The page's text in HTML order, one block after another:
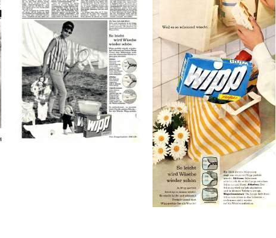
wipp Waschmittel
Henkel Central
Eastern Europe GmbH
1961
Bild-ID: 40203
wipp Waschmittel
Henkel Central
Eastern Europe GmbH
1962
Bild-ID: 40280